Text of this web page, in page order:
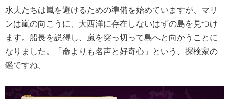
水夫たちは嵐を避けるための準備を始めていますが、マリ
ンは嵐の向こうに、大西洋に存在しないはずの島を見つけ
ます。船長を説得し、嵐を突っ切って島へと向かうことに
なりました。「命よりも名声と好奇心」という、探検家の
鑑ですね。